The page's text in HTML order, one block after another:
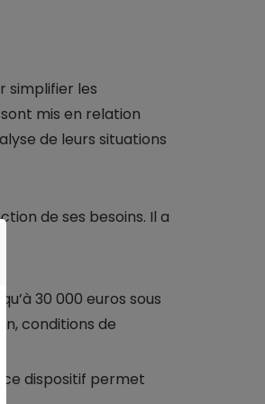
simplifier les
mis en relation
de leurs situations
de ses besoins. Il a
30 000 euros sous
conditions de
ce dispositif permet